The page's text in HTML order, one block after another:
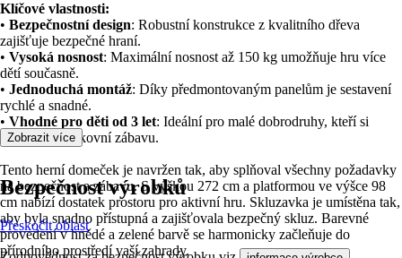
Klíčové vlastnosti:
• Bezpečnostní design: Robustní konstrukce z kvalitního dřeva
zajišťuje bezpečné hraní.
• Vysoká nosnost: Maximální nosnost až 150 kg umožňuje hru více
dětí současně.
• Jednoduchá montáž: Díky předmontovaným panelům je sestavení
rychlé a snadné.
• Vhodné pro děti od 3 let: Ideální pro malé dobrodruhy, kteří si
chtějí užít venkovní zábavu.
Tento herní domeček je navržen tak, aby splňoval všechny požadavky
na bezpečnost a zábavu. S výškou 272 cm a platformou ve výšce 98
cm nabízí dostatek prostoru pro aktivní hru. Skluzavka je umístěna tak,
aby byla snadno přístupná a zajišťovala bezpečný skluz. Barevné
provedení v hnědé a zelené barvě se harmonicky začleňuje do
přírodního prostředí vaší zahrady.
Zobrazit více
Bezpečnost výrobků
Přeskočit oblast